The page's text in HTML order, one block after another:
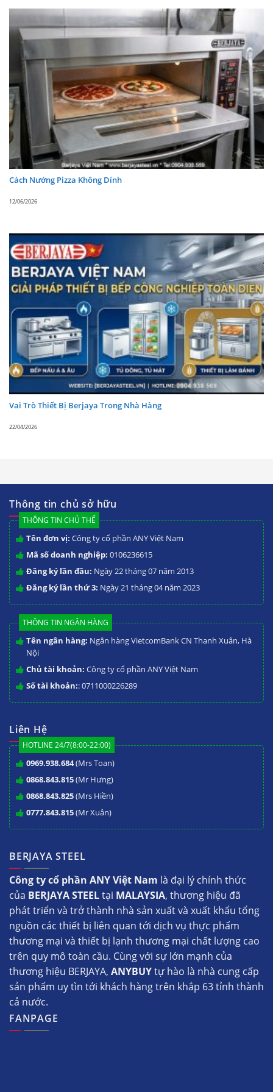
Post
Cách Nướng Pizza Không Dính
12/06/2026
Vai Trò Thiết Bị Berjaya Trong Nhà Hàng
22/04/2026
Thông tin chủ sở hữu
THÔNG TIN CHỦ THỂ
Tên đơn vị: Công ty cổ phần ANY Việt Nam
Mã số doanh nghiệp: 0106236615
Đăng ký lần đầu: Ngày 22 tháng 07 năm 2013
Đăng ký lần thứ 3: Ngày 21 tháng 04 năm 2023
THÔNG TIN NGÂN HÀNG
Tên ngân hàng: Ngân hàng VietcomBank CN Thanh Xuân, Hà
Nội
Chủ tài khoản: Công ty cổ phần ANY Việt Nam
Số tài khoản:: 0711000226289
Liên Hệ
HOTLINE 24/7(8:00-22:00)
0969.938.684(Mrs Toan)
0868.843.815(Mr Hưng)
0868.843.825(Mrs Hiền)
0777.843.815(Mr Xuân)
BERJAYA STEEL
Công ty cổ phần ANY Việt Nam là đại lý chính thức
của BERJAYA STEELtại MALAYSIA, thương hiệu đã
phát triển và trở thành nhà sản xuất và xuất khẩu tổng
nguồn các thiết bị liên quan tới dịch vụ thực phẩm
thương mại và thiết bị lạnh thương mại chất lượng cao
trên quy mô toàn cầu. Cùng với sự lớn mạnh của
thương hiệu BERJAYA, ANYBUYtự hào là nhà cung cấp
sản phẩm uy tìn tới khách hàng trên khắp 63 tỉnh thành
cả nước.
FANPAGE